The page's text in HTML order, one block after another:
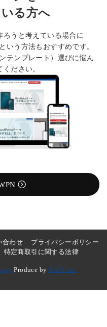
る方へ
ろうと考えている場合に
いう方法もおすすめです。
テンプレート）選びに悩ん
ださい。
合わせ
プライバシーポリシー
特定商取引に関する法律
Produce by RAM Inc.